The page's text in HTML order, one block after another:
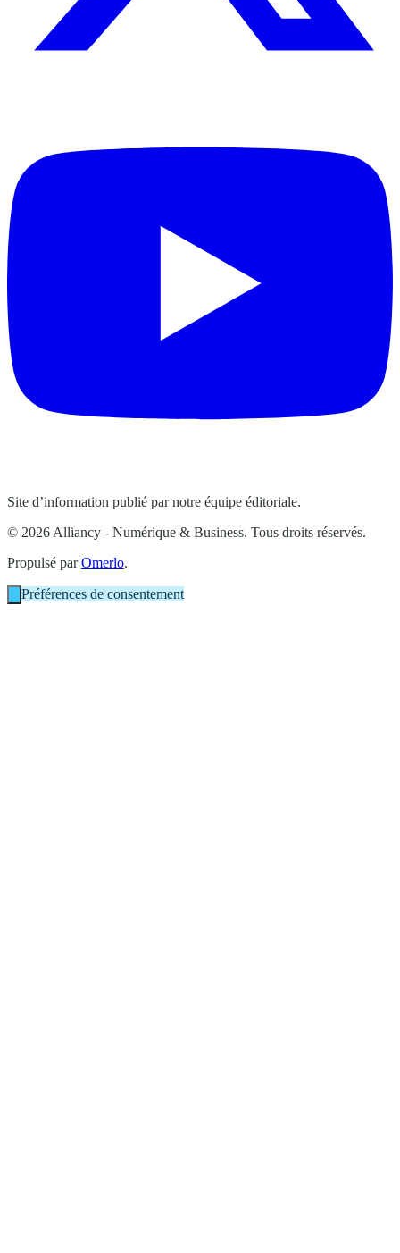
Site d’information publié par notre équipe éditoriale.
© 2026 Alliancy - Numérique & Business. Tous droits réservés.
Propulsé parOmerlo.
Préférences de consentement